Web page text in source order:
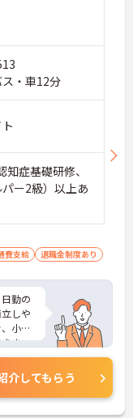
・車12分
症基礎研修、
ー2級）以上あ
費支給 退職金制度あり
勤の
しや
小さ
ま
しま
介してもらう